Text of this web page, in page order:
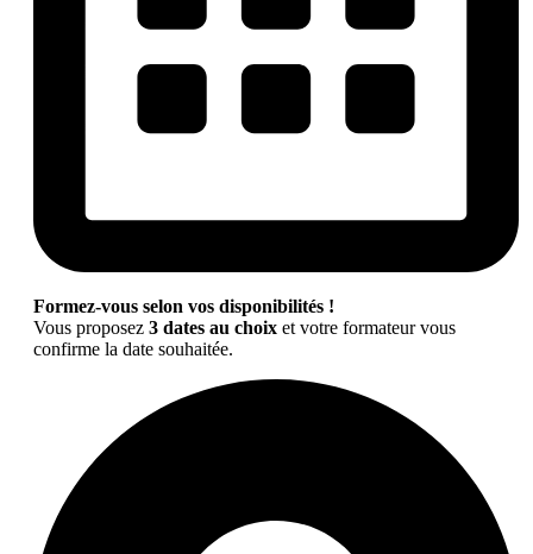
Formez-vous selon vos disponibilités !
Vous proposez 3 dates au choix et votre formateur vous
confirme la date souhaitée.